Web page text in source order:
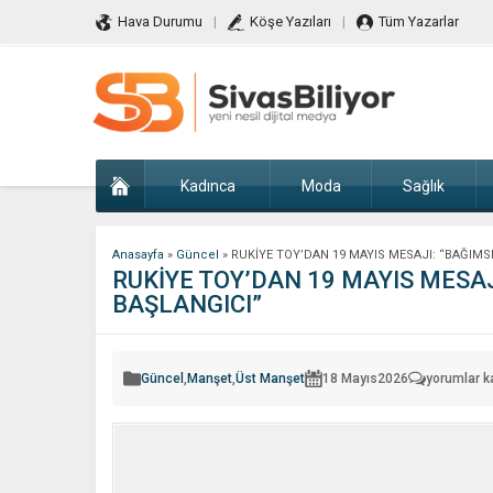
Hava Durumu Köşe Yazıları Tüm Yazarlar
Kadınca Moda Sağlık
Anasayfa » Güncel » RUKİYE TOY’DAN 19 MAYIS MESAJI:
RUKİYE TOY’DAN 19 MAYIS
BAŞLANGICI”
Güncel , Manşet,Üst Manşet 18 Mayıs2026
RUKİYE
MAYIS
yorumlar